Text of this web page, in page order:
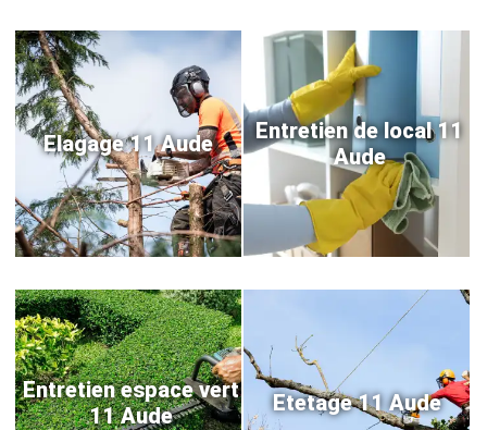
Elagage 11 Aude
Entretien de local 11
Aude
Entretien espace vert
11 Aude
Etetage 11 Aude